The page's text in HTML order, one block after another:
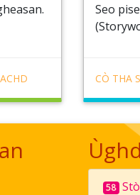
Seo
CÒ THA
58